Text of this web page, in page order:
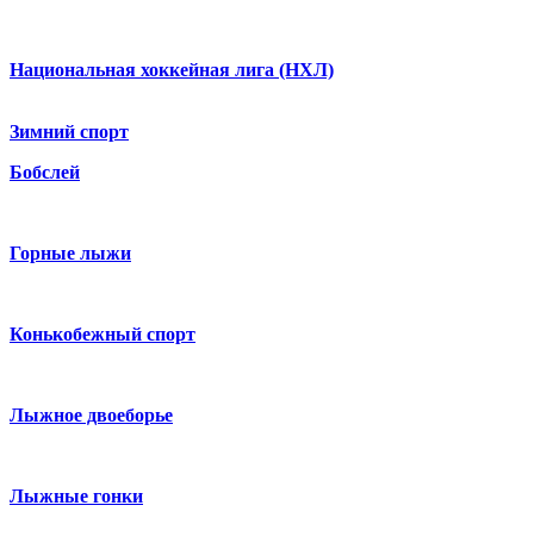
Национальная хоккейная лига (НХЛ)
Зимний спорт
Бобслей
Горные лыжи
Конькобежный спорт
Лыжное двоеборье
Лыжные гонки